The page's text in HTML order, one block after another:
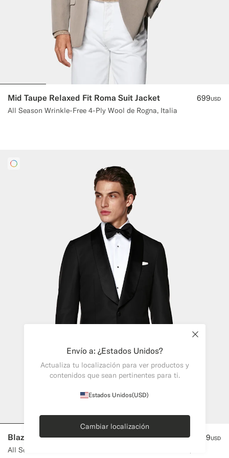
Mid Taupe Relaxed Fit Roma Suit Jacket
All Season Wrinkle-Free 4-Ply Wool de Rogna, Italia
699USD
Blazer de esmoquin Havana negro corte Tailored 519USD
Envío a: ¿Estados Unidos?
Actualiza tu localización para ver productos y
contenidos que sean pertinentes para ti.
Estados Unidos(USD)
Cambiar localización